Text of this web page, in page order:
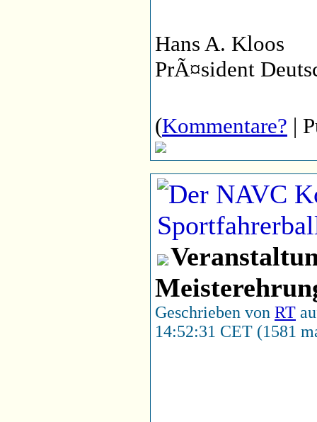
Hans A. Kloos
PrÃ¤sident
(Kommentare? |
Geschrieben von RT
14:52:31 CET (1581